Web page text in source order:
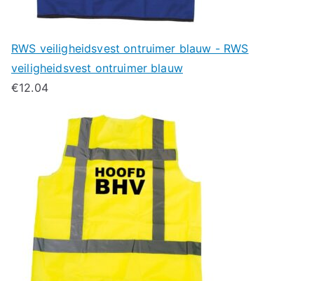
RWS veiligheidsvest ontruimer blauw - RWS
veiligheidsvest ontruimer blauw
€12.04